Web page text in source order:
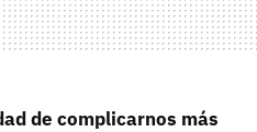
de complicarnos más